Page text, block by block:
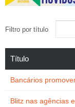
Filtro por título
Título
Bancários
Blitz nas agências